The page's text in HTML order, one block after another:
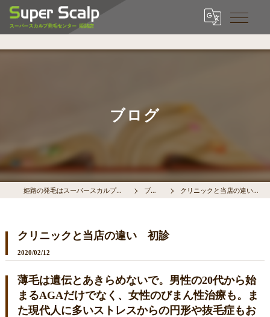
ブログ
姫路の発毛はスーパースカルプ姫路店 ブログ クリニックと当店の違い 初診
クリニックと当店の違い 初診
2020/02/12
薄毛は遺伝とあきらめないで。男性の20代から始
まるAGAだけでなく、女性のびまん性治療も。ま
た現代人に多いストレスからの円形や抜毛症もお